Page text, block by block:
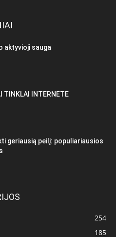
aktyvioji sauga
TINKLAI INTERNETE
geriausią peilį: populiariausios
254
185